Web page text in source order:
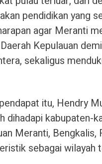
pendidikan yang
agar Meranti
Kepulauan
sekaligus
itu, Hendry
dihadapi kabupaten-
Meranti,
sebagai wilayah